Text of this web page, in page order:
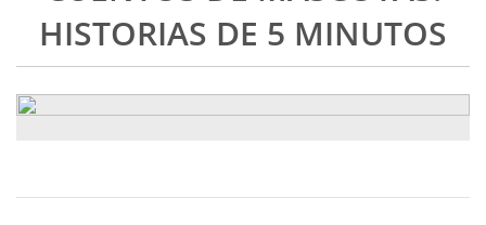
HISTORIAS DE 5 MINUTOS